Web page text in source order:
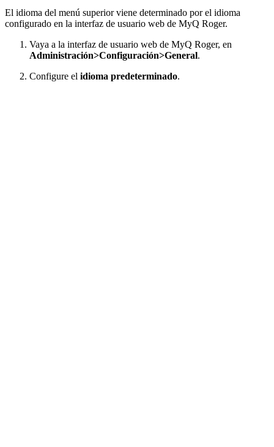
El idioma del menú superior viene determinado por el idioma
configurado en la interfaz de usuario web de MyQ Roger.
Vaya a la interfaz de usuario web de MyQ Roger, en
Administración>Configuración>General.
Configure el idioma predeterminado.